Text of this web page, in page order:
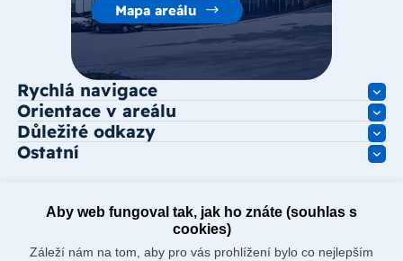
Mapa areálu
Rychlá navigace
Orientace v areálu
Důležité odkazy
Ostatní
Aby web fungoval tak, jak ho znáte (souhlas s
cookies)
Záleží nám na tom, aby pro vás prohlížení bylo co nejlepším